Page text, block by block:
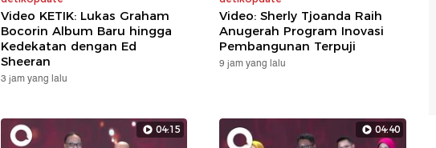
Video KETIK: Lukas Graham
Bocorin Album Baru hingga
Kedekatan dengan Ed
Sheeran
3 jam yang lalu
Video: Sherly Tjoanda Raih
Anugerah Program Inovasi
Pembangunan Terpuji
9 jam yang lalu
04:15 04:40